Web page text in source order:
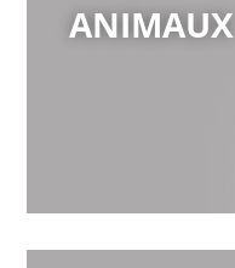
ANIMAUX